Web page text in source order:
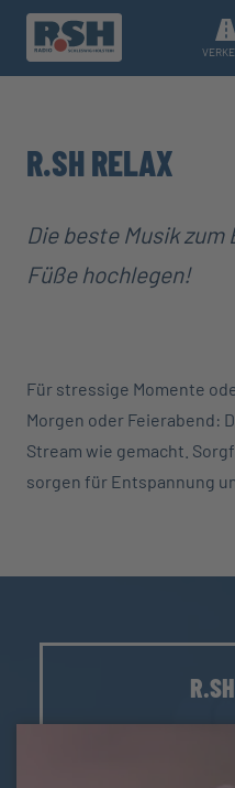
R.SH RELAX
Die beste Musik
Füße hochlegen!
Für stressige Momente
Morgen oder Feierabend:
Stream wie gemacht.
sorgen für Entspannung